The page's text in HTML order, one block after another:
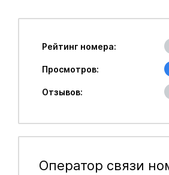
Рейтинг номера:
Просмотров:
Отзывов:
Оператор связи